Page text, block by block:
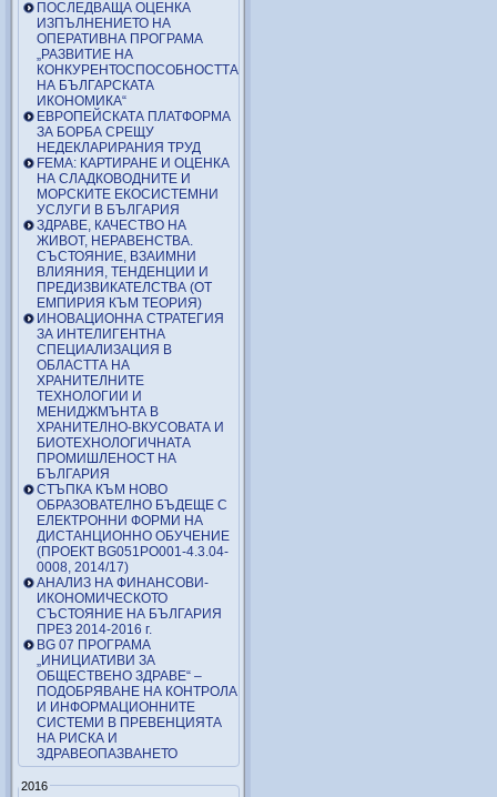
ПОСЛЕДВАЩА ОЦЕНКА
ИЗПЪЛНЕНИЕТО НА
ОПЕРАТИВНА ПРОГРАМА
„РАЗВИТИЕ НА
КОНКУРЕНТОСПОСОБНОСТТА
НА БЪЛГАРСКАТА
ИКОНОМИКА“
ЕВРОПЕЙСКАТА ПЛАТФОРМА
ЗА БОРБА СРЕЩУ
НЕДЕКЛАРИРАНИЯ ТРУД
FEMA: КАРТИРАНЕ И ОЦЕНКА
НА СЛАДКОВОДНИТЕ И
МОРСКИТЕ ЕКОСИСТЕМНИ
УСЛУГИ В БЪЛГАРИЯ
ЗДРАВЕ, КАЧЕСТВО НА
ЖИВОТ, НЕРАВЕНСТВА.
СЪСТОЯНИЕ, ВЗАИМНИ
ВЛИЯНИЯ, ТЕНДЕНЦИИ И
ПРЕДИЗВИКАТЕЛСТВА (ОТ
ЕМПИРИЯ КЪМ ТЕОРИЯ)
ИНОВАЦИОННА СТРАТЕГИЯ
ЗА ИНТЕЛИГЕНТНА
СПЕЦИАЛИЗАЦИЯ В
ОБЛАСТТА НА
ХРАНИТЕЛНИТЕ
ТЕХНОЛОГИИ И
МЕНИДЖМЪНТА В
ХРАНИТЕЛНО-ВКУСОВАТА И
БИОТЕХНОЛОГИЧНАТА
ПРОМИШЛЕНОСТ НА
БЪЛГАРИЯ
СТЪПКА КЪМ НОВО
ОБРАЗОВАТЕЛНО БЪДЕЩЕ С
ЕЛЕКТРОННИ ФОРМИ НА
ДИСТАНЦИОННО ОБУЧЕНИЕ
(ПРОЕКТ BG051PO001-4.3.04-
0008, 2014/17)
АНАЛИЗ НА ФИНАНСОВИ-
ИКОНОМИЧЕСКОТО
СЪСТОЯНИЕ НА БЪЛГАРИЯ
ПРЕЗ 2014-2016 г.
BG 07 ПРОГРАМА
„ИНИЦИАТИВИ ЗА
ОБЩЕСТВЕНО ЗДРАВЕ“ –
ПОДОБРЯВАНЕ НА КОНТРОЛА
И ИНФОРМАЦИОННИТЕ
СИСТЕМИ В ПРЕВЕНЦИЯТА
НА РИСКА И
ЗДРАВЕОПАЗВАНЕТО
2016